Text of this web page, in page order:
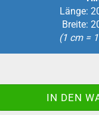
Länge:
Breite:
(1 cm =